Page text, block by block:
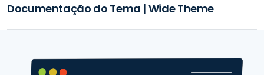
Documentação do Tema | Wide Theme